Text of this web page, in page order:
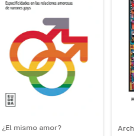
¿El mismo amor?